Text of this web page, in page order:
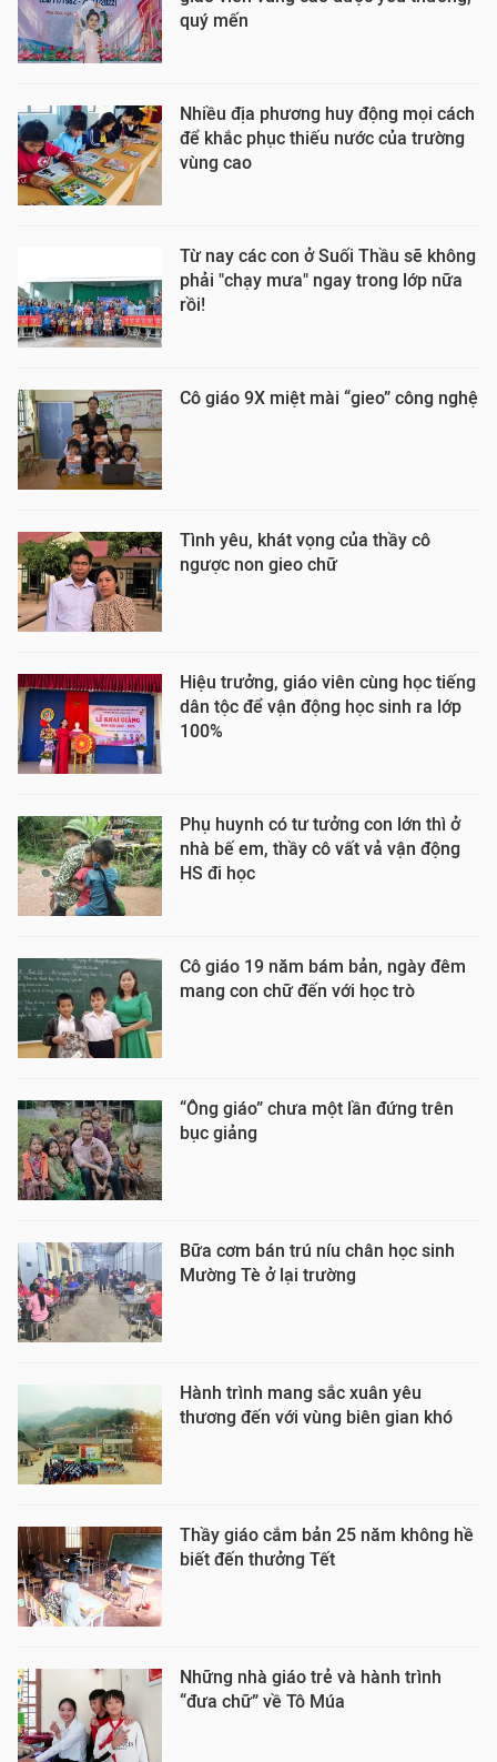
quý mến
Nhiều địa phương huy động mọi cách
để khắc phục thiếu nước của trường
vùng cao
Từ nay các con ở Suối Thầu sẽ không
phải "chạy mưa" ngay trong lớp nữa
rồi!
Cô giáo 9X miệt mài “gieo” công nghệ
Tình yêu, khát vọng của thầy cô
ngược non gieo chữ
Hiệu trưởng, giáo viên cùng học tiếng
dân tộc để vận động học sinh ra lớp
100%
Phụ huynh có tư tưởng con lớn thì ở
nhà bế em, thầy cô vất vả vận động
HS đi học
Cô giáo 19 năm bám bản, ngày đêm
mang con chữ đến với học trò
“Ông giáo” chưa một lần đứng trên
bục giảng
Bữa cơm bán trú níu chân học sinh
Mường Tè ở lại trường
Hành trình mang sắc xuân yêu
thương đến với vùng biên gian khó
Thầy giáo cắm bản 25 năm không hề
biết đến thưởng Tết
Những nhà giáo trẻ và hành trình
“đưa chữ” về Tô Múa